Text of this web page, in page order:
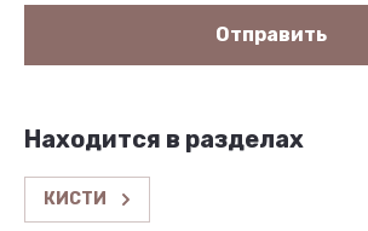
Отправить
Находится в разделах
КИСТИ